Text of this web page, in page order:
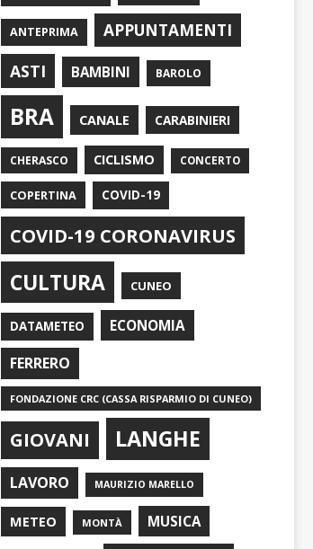
ANTEPRIMA
APPUNTAMENTI
ASTI
BAMBINI BAROLO
BRA CANALE CARABINIERI
CHERASCO CICLISMO CONCERTO
COPERTINA COVID-19
COVID-19 CORONAVIRUS
CULTURA CUNEO
DATAMETEO ECONOMIA
FERRERO
FONDAZIONE CRC (CASSA RISPARMIO DI CUNEO)
GIOVANI LANGHE
LAVORO MAURIZIO MARELLO
METEO MONTÀ MUSICA